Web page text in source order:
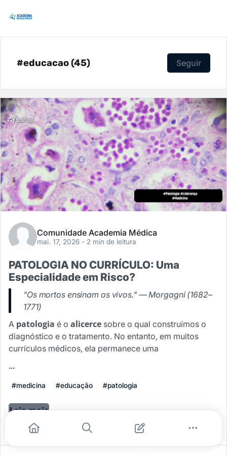
#educacao (45) Seguir
Comunidade Academia Médica
mai. 17, 2026 - 2 min de leitura
PATOLOGIA NO CURRÍCULO: Uma
Especialidade em Risco?
"Os mortos ensinam os vivos." — Morgagni (1682–
1771)
A patologia é o alicerce sobre o qual construímos o
diagnóstico e o tratamento. No entanto, em muitos
currículos médicos, ela permanece uma
...
#medicina #educação #patologia
Leia mais